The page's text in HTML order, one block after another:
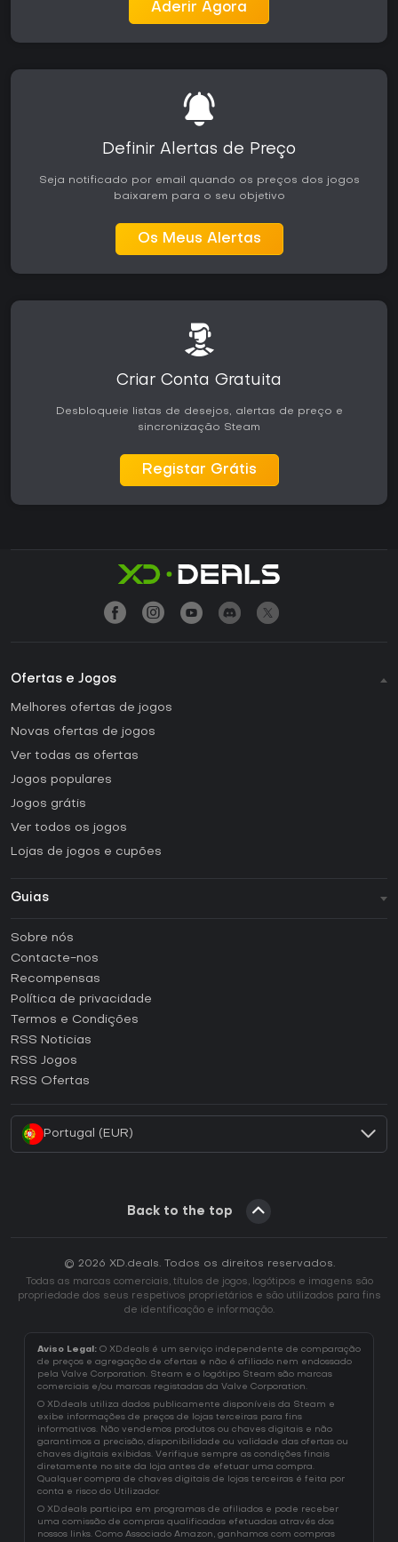
Aderir Agora
Definir Alertas de Preço
Seja notificado por email quando os preços dos jogos
baixarem para o seu objetivo
Os Meus Alertas
Criar Conta Gratuita
Desbloqueie listas de desejos, alertas de preço e
sincronização Steam
Registar Grátis
Ofertas e Jogos
Melhores ofertas de jogos
Novas ofertas de jogos
Ver todas as ofertas
Jogos populares
Jogos grátis
Ver todos os jogos
Lojas de jogos e cupões
Guias
Como ativar uma CD Key Steam?
Como ativar uma CD Key Epic Games?
Como ativar uma CD Key GOG?
Como ativar uma CD Key Ubisoft Connect?
Sobre nós
Contacte-nos
Recompensas
Política de privacidade
Termos e Condições
RSS Noticias
RSS Jogos
RSS Ofertas
Portugal (EUR)
Back to the top
© 2026 XD.deals. Todos os direitos reservados.
Todas as marcas comerciais, títulos de jogos, logótipos e imagens são
propriedade dos seus respetivos proprietários e são utilizados para fins
de identificação e informação.
Aviso Legal: O XD.deals é um serviço independente de comparação
de preços e agregação de ofertas e não é afiliado nem endossado
pela Valve Corporation. Steam e o logótipo Steam são marcas
comerciais e/ou marcas registadas da Valve Corporation.
O XD.deals utiliza dados publicamente disponíveis da Steam e
exibe informações de preços de lojas terceiras para fins
informativos. Não vendemos produtos ou chaves digitais e não
garantimos a precisão, disponibilidade ou validade das ofertas ou
chaves digitais exibidas. Verifique sempre as condições finais
diretamente no site da loja antes de efetuar uma compra.
Qualquer compra de chaves digitais de lojas terceiras é feita por
conta e risco do Utilizador.
O XD.deals participa em programas de afiliados e pode receber
uma comissão de compras qualificadas efetuadas através dos
nossos links. Como Associado Amazon, ganhamos com compras